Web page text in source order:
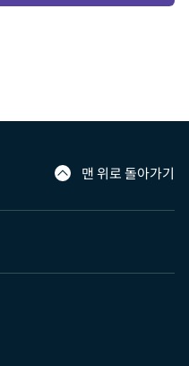
맨 위로 돌아가기